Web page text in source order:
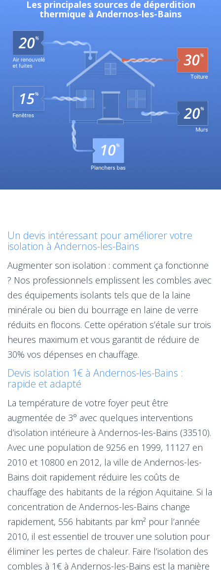
Les principales sources de déperdition
thermique à Andernos-les-Bains
Un devis intéressant pour améliorer votre
isolation à Andernos-les-Bains
Augmenter son isolation : comment ça fonctionne
? Nos professionnels emplissent les combles avec
des équipements isolants tels que de la laine
minérale ou bien du bourrage en laine de verre
réduits en flocons. Cette opération s’étale sur trois
heures maximum et vous garantit de réduire de
30% vos dépenses en chauffage.
Devis isolation 1€ à Andernos-les-Bains :
rapide et adapté
La température de votre foyer peut être
augmentée de 3° avec quelques interventions
d’isolation intérieure à Andernos-les-Bains (33510).
Avec une population de 9256 en 1999, 11127 en
2010 et 10800 en 2012, la ville de Andernos-les-
Bains doit rapidement réduire les coûts de
chauffage des habitants de la région Aquitaine. Si la
concentration de Andernos-les-Bains change
rapidement, 556 habitants par km² pour l’année
2010, il est essentiel de trouver une solution pour
éliminer les pertes de chaleur. Faire l’isolation des
combles à 1€ à Andernos-les-Bains est la manière